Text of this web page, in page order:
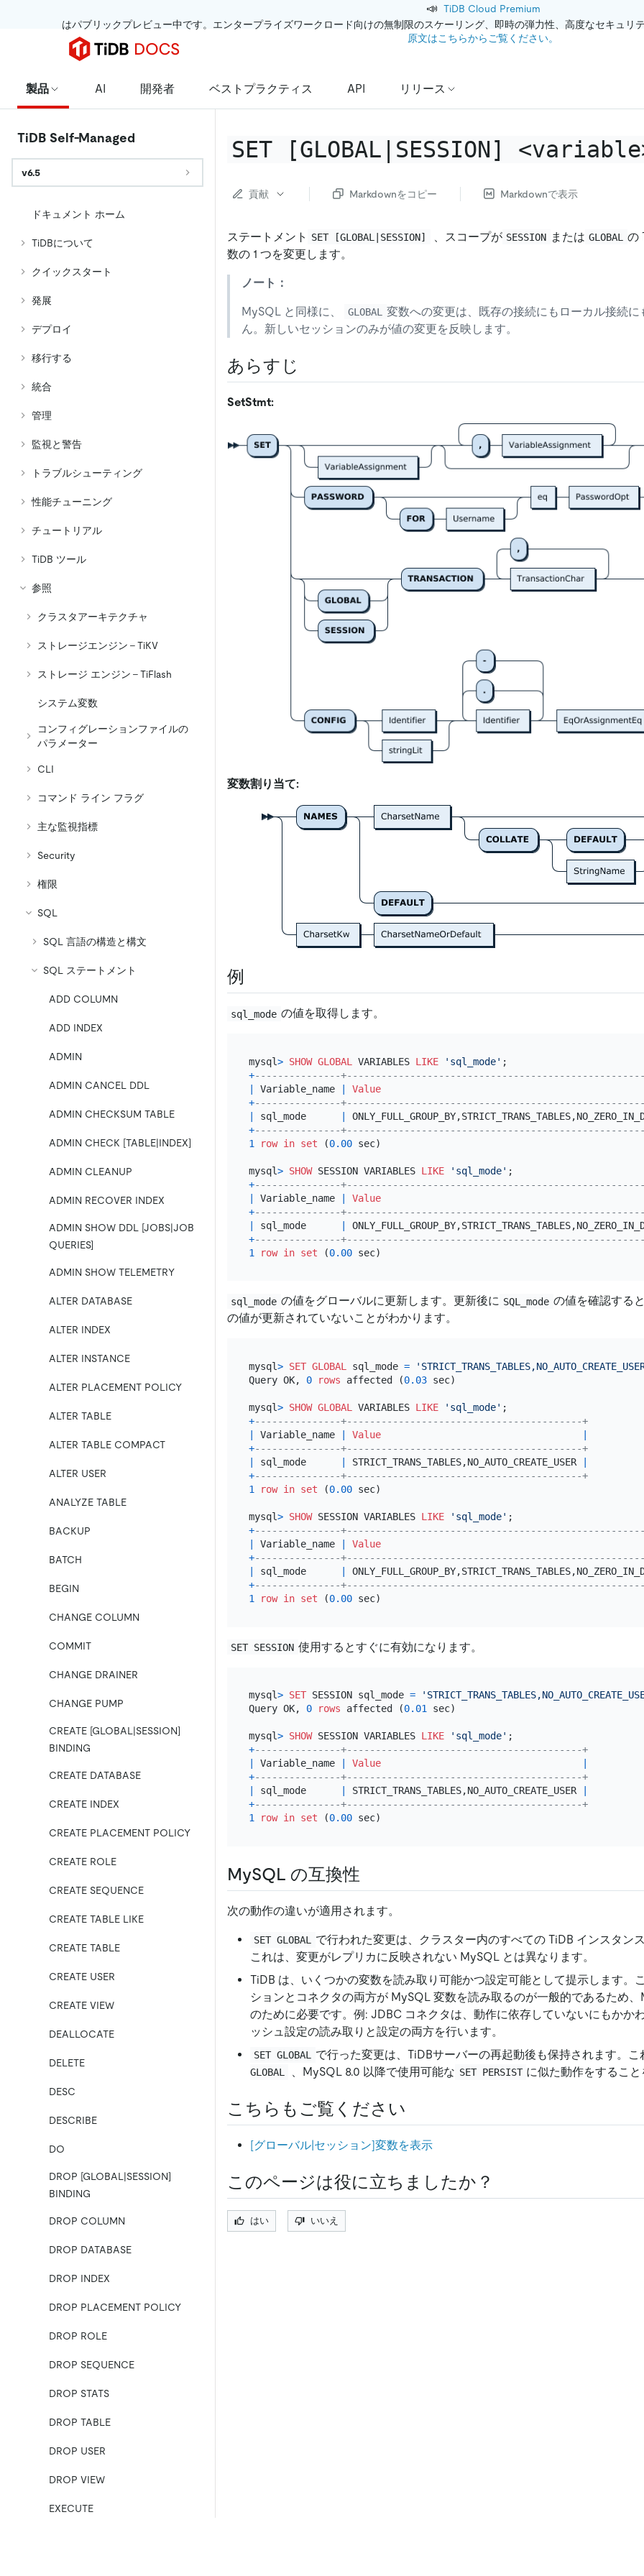
📣 TiDB Cloud Premium
はパブリックプレビュー中です。エンタープライズワークロード向けの無制限のスケーリング、即時の弾力性、高度なセキュリ
原文はこちらからご覧ください。
製品 AI 開発者 ベストプラクティス API リリース
TiDB Self-Managed
v6.5
ドキュメント ホーム
TiDBについて
クイックスタート
発展
デプロイ
移行する
統合
管理
監視と警告
トラブルシューティング
性能チューニング
チュートリアル
TiDB ツール
参照
クラスタアーキテクチャ
ストレージエンジン - TiKV
ストレージ エンジン - TiFlash
システム変数
コンフィグレーションファイルの
パラメーター
CLI
コマンド ライン フラグ
主な監視指標
Security
権限
SQL
SQL 言語の構造と構文
SQL ステートメント
ADD COLUMN
ADD INDEX
ADMIN
ADMIN CANCEL DDL
ADMIN CHECKSUM TABLE
ADMIN CHECK [TABLE|INDEX]
ADMIN CLEANUP
ADMIN RECOVER INDEX
ADMIN SHOW DDL [JOBS|JOB
QUERIES]
ADMIN SHOW TELEMETRY
ALTER DATABASE
ALTER INDEX
ALTER INSTANCE
ALTER PLACEMENT POLICY
ALTER TABLE
ALTER TABLE COMPACT
ALTER USER
ANALYZE TABLE
BACKUP
BATCH
BEGIN
CHANGE COLUMN
COMMIT
CHANGE DRAINER
CHANGE PUMP
CREATE [GLOBAL|SESSION]
BINDING
CREATE DATABASE
CREATE INDEX
CREATE PLACEMENT POLICY
CREATE ROLE
CREATE SEQUENCE
CREATE TABLE LIKE
CREATE TABLE
CREATE USER
CREATE VIEW
DEALLOCATE
DELETE
DESC
DESCRIBE
DO
DROP [GLOBAL|SESSION]
BINDING
DROP COLUMN
DROP DATABASE
DROP INDEX
DROP PLACEMENT POLICY
DROP ROLE
DROP SEQUENCE
DROP STATS
DROP TABLE
DROP USER
DROP VIEW
EXECUTE
SET [GLOBAL|SESSION] <
貢献 Markdownをコピー Markdownで表示
ステートメント SET [GLOBAL|SESSION] 、スコープが SESSION または GLOBAL
の
数の 1 つを変更します。
ノート：
MySQL と同様に、 GLOBAL
変数への変更は、既存の接続にもローカル接続に
ん。新しいセッションのみが値の変更を反映します。
あらすじ
SetStmt:
変数割り当て:
例
sql_mode の値を取得します。
mysql> SHOW GLOBAL VARIABLES LIKE 'sql_mode'
+---------------
Variable_name
Value
+---------------
sql_mode
+---------------
1
row in set (0.00 sec)
mysql> SHOW SESSION VARIABLES LIKE 'sql_mode'
+---------------
Variable_name
Value
+---------------
sql_mode
+---------------
1
row in set (0.00
sql_mode の値をグローバルに更新します。更新後に SQL_mode の値を確認する
の値が更新されていないことがわかります。
mysql> SET GLOBAL sql_mode =
Query OK, 0 rows affected (0.03 sec)
mysql> SHOW GLOBAL VARIABLES LIKE 'sql_mode'
+---------------+-----------------------------------------+
Variable_name Value
+---------------+-----------------------------------------+
sql_mode STRICT_TRANS_TABLES,NO_AUTO_CREATE_USER
+---------------+-----------------------------------------+
1
row in set (0.00 sec)
mysql> SHOW SESSION VARIABLES LIKE 'sql_mode'
+---------------
Variable_name
Value
+---------------
sql_mode
+---------------
1
row in set (0.00
SET SESSION 使用するとすぐに有効になります。
mysql> SET SESSION sql_mode =
Query OK, 0 rows affected (0.01 sec)
mysql> SHOW SESSION VARIABLES LIKE 'sql_mode'
+---------------+-----------------------------------------+
Variable_name Value
+---------------+-----------------------------------------+
sql_mode STRICT_TRANS_TABLES,NO_AUTO_CREATE_USER
+---------------+-----------------------------------------+
1
row in set (0.00
MySQL の互換性
次の動作の違いが適用されます。
SET GLOBAL
で行われた変更は、クラスター内のすべての TiDB インスタン
これは、変更がレプリカに反映されない MySQL とは異なります。
TiDB は、いくつかの変数を読み取り可能かつ設定可能として提示します。
ションとコネクタの両方が MySQL 変数を読み取るのが一般的であるため
のために必要です。例: JDBC コネクタは、動作に依存していないにもかか
ッシュ設定の読み取りと設定の両方を行います。
SET GLOBAL で行った変更は、TiDBサーバーの再起動後も保持されます。こ
GLOBAL
、MySQL 8.0 以降で使用可能な SET PERSIST に似た動作をすること
こちらもご覧ください
[グローバル|セッション]変数を表示
このページは役に立ちましたか？
はい いいえ